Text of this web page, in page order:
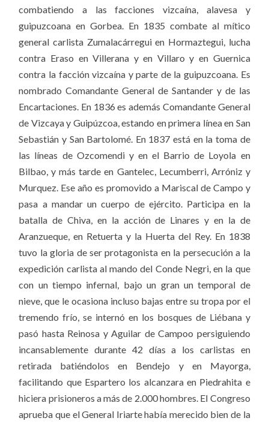
combatiendo a las facciones vizcaína, alavesa y
guipuzcoana en Gorbea. En 1835 combate al mítico
general carlista Zumalacárregui en Hormaztegui, lucha
contra Eraso en Villerana y en Villaro y en Guernica
contra la facción vizcaína y parte de la guipuzcoana. Es
nombrado Comandante General de Santander y de las
Encartaciones. En 1836 es además Comandante General
de Vizcaya y Guipúzcoa, estando en primera línea en San
Sebastián y San Bartolomé. En 1837 está en la toma de
las líneas de Ozcomendi y en el Barrio de Loyola en
Bilbao, y más tarde en Gantelec, Lecumberri, Arróniz y
Murquez. Ese año es promovido a Mariscal de Campo y
pasa a mandar un cuerpo de ejército. Participa en la
batalla de Chiva, en la acción de Linares y en la de
Aranzueque, en Retuerta y la Huerta del Rey. En 1838
tuvo la gloria de ser protagonista en la persecución a la
expedición carlista al mando del Conde Negri, en la que
con un tiempo infernal, bajo un gran un temporal de
nieve, que le ocasiona incluso bajas entre su tropa por el
tremendo frío, se internó en los bosques de Liébana y
pasó hasta Reinosa y Aguilar de Campoo persiguiendo
incansablemente durante 42 días a los carlistas en
retirada batiéndolos en Bendejo y en Mayorga,
facilitando que Espartero los alcanzara en Piedrahita e
hiciera prisioneros a más de 2.000 hombres. El Congreso
aprueba que el General Iriarte había merecido bien de la